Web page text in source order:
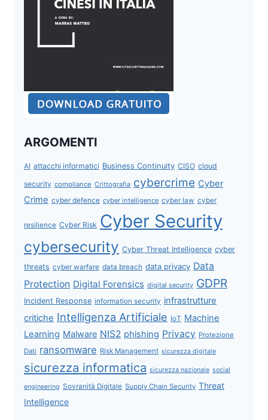
ARGOMENTI
AI attacchi informatici Business Continuity CISO cloud
security compliance Crittografia cybercrime Cyber
Crime cyber defence cyber intelligence cyber law cyber
resilience Cyber Risk Cyber Security
cybersecurity Cyber Threat Intelligence cyber
threats cyber warfare data breach data privacy Data
Protection Digital Forensics digital security GDPR
Incident Response information security infrastrutture
critiche Intelligenza Artificiale IoT Machine
Learning Malware NIS2 phishing Privacy Protezione
Dati ransomware Risk Management sicurezza digitale
sicurezza informatica sicurezza nazionale social
engineering Sovranità Digitale Supply Chain Security Threat
Intelligence